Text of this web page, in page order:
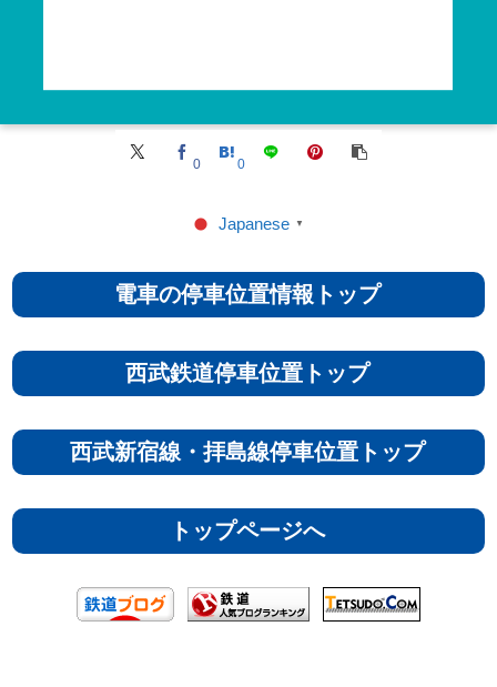
0 0
Japanese ▼
電車の停車位置情報トップ
西武鉄道停車位置トップ
西武新宿線・拝島線停車位置トップ
トップページへ